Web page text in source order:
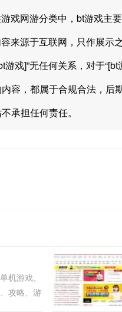
戏网游分类中，bt游戏主
来源于互联网，只作展示
戏]”无任何关系，对于
容，都属于合规合法，后
承担任何责任。
机游戏、
攻略、游